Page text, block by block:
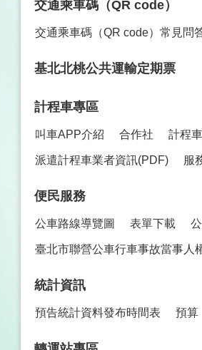
交通乘車碼（QR code）
交通乘車碼（QR code）常見問
基北北桃公共運輸定期票
計程車專區
叫車APP介紹 合作社 計程
派遣計程車業者資訊(PDF) 服
便民服務
公車路線導覽圖 表單下載
臺北市聯營公車行車事故當事人
統計資訊
預告統計資料發布時間表 預算